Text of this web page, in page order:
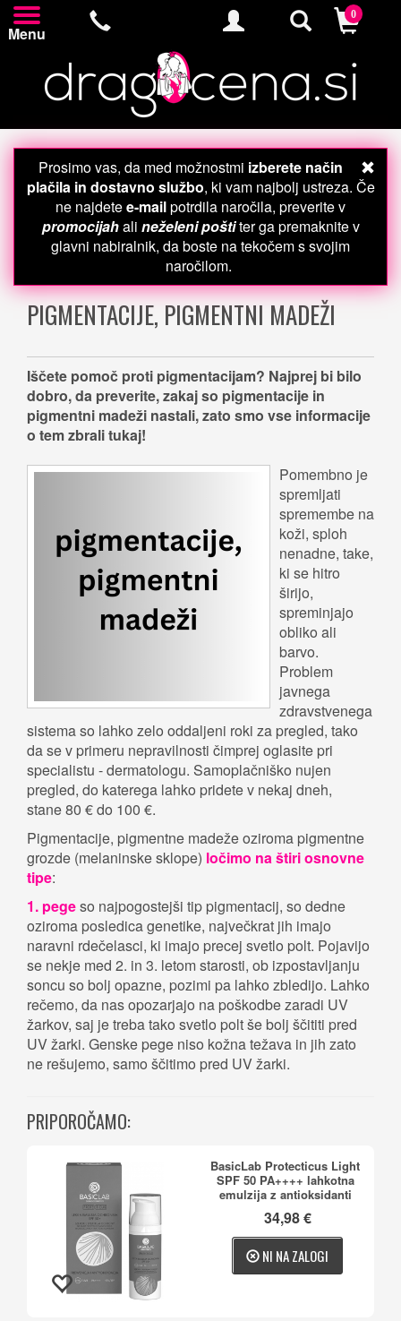
Menu
0
Prosimo vas, da med možnostmi izberete način
plačila in dostavno službo, ki vam najbolj ustreza. Če
ne najdetee-mailpotrdila naročila, preverite v
promocijahali neželeni poštiter ga premaknite v
glavni nabiralnik, da boste na tekočem s svojim
naročilom.
PIGMENTACIJE, PIGMENTNI MADEŽI
Iščete pomoč proti pigmentacijam? Najprej bi bilo
dobro, da preverite, zakaj so pigmentacije in
pigmentni madeži nastali, zato smo vse informacije
o tem zbrali tukaj!
Pomembno je
spremljati
spremembe na
koži, sploh
nenadne, take,
ki se hitro
širijo,
spreminjajo
obliko ali
barvo.
Problem
javnega
zdravstvenega
sistema so lahko zelo oddaljeni roki za pregled, tako
da se v primeru nepravilnosti čimprej oglasite pri
specialistu - dermatologu. Samoplačniško nujen
pregled, do katerega lahko pridete v nekaj dneh,
stane 80 € do 100 €.
Pigmentacije, pigmentne madeže oziroma pigmentne
grozde (melaninske sklope) ločimo na štiri osnovne
tipe:
1. pegeso najpogostejši tip pigmentacij, so dedne
oziroma posledica genetike, največkrat jih imajo
naravni rdečelasci, ki imajo precej svetlo polt. Pojavijo
se nekje med 2. in 3. letom starosti, ob izpostavljanju
soncu so bolj opazne, pozimi pa lahko zbledijo. Lahko
rečemo, da nas opozarjajo na poškodbe zaradi UV
žarkov, saj je treba tako svetlo polt še bolj ščititi pred
UV žarki. Genske pege niso kožna težava in jih zato
ne rešujemo, samo ščitimo pred UV žarki.
PRIPOROČAMO:
BasicLab Protecticus Light
SPF 50 PA++++ lahkotna
emulzija z antioksidanti
34,98 €
NI NA ZALOGI